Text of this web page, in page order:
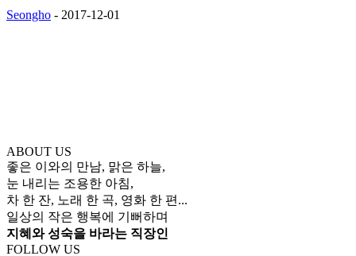
Seongho - 2017-12-01
ABOUT US
좋은 이와의 만남, 맑은 하늘,
눈 내리는 조용한 아침,
차 한 잔, 노래 한 곡, 영화 한 편...
일상의 작은 행복에 기뻐하며
지혜와 성숙을 바라는 직장인
FOLLOW US